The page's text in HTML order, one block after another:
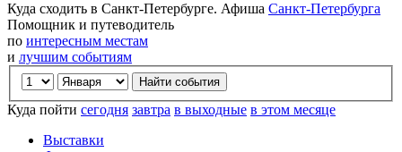
Куда сходить в Санкт-Петербурге. Афиша Санкт-Петербурга
Помощник и путеводитель
по интересным местам
и лучшим событиям
Куда пойти сегодня завтра в выходные в этом месяце
Выставки